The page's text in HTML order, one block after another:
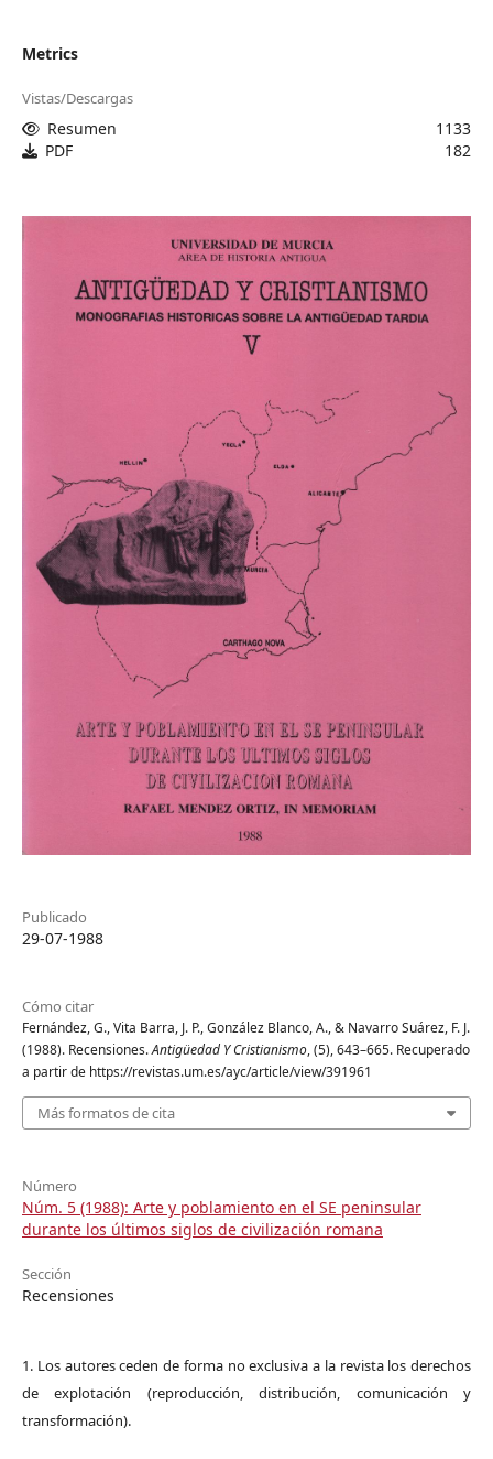
Metrics
Vistas/Descargas
Resumen
1133
PDF
182
Publicado
29-07-1988
Cómo citar
Fernández, G., Vita Barra, J. P., González Blanco, A., & Navarro Suárez, F. J.
(1988). Recensiones.Antigüedad Y Cristianismo, (5), 643–665. Recuperado
a partir de https://revistas.um.es/ayc/article/view/391961
Más formatos de cita
Número
Núm. 5 (1988): Arte y poblamiento en el SE peninsular
durante los últimos siglos de civilización romana
Sección
Recensiones
1. Los autores ceden de forma no exclusiva a la revista los derechos
de explotación (reproducción, distribución, comunicación y
transformación).